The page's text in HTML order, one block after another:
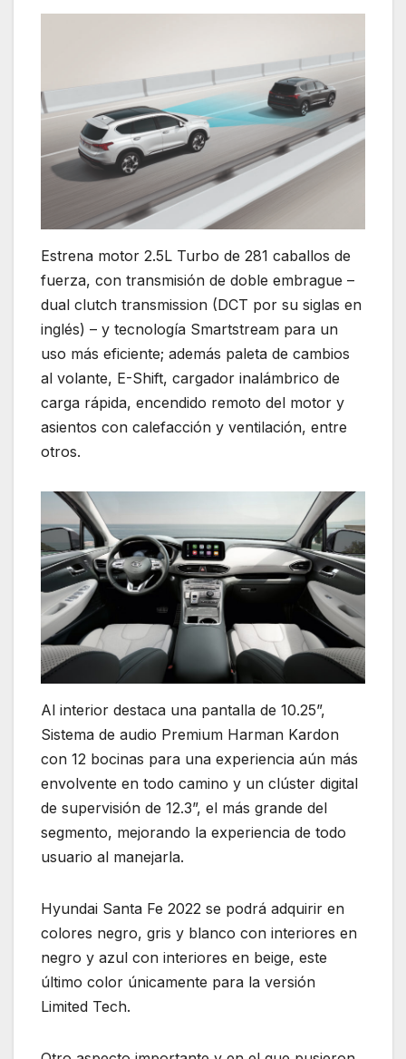
Estrena motor 2.5L Turbo de 281 caballos de
fuerza, con transmisión de doble embrague –
dual clutch transmission (DCT por su siglas en
inglés) – y tecnología Smartstream para un
uso más eficiente; además paleta de cambios
al volante, E-Shift, cargador inalámbrico de
carga rápida, encendido remoto del motor y
asientos con calefacción y ventilación, entre
otros.
Al interior destaca una pantalla de 10.25”,
Sistema de audio Premium Harman Kardon
con 12 bocinas para una experiencia aún más
envolvente en todo camino y un clúster digital
de supervisión de 12.3”, el más grande del
segmento, mejorando la experiencia de todo
usuario al manejarla.
Hyundai Santa Fe 2022 se podrá adquirir en
colores negro, gris y blanco con interiores en
negro y azul con interiores en beige, este
último color únicamente para la versión
Limited Tech.